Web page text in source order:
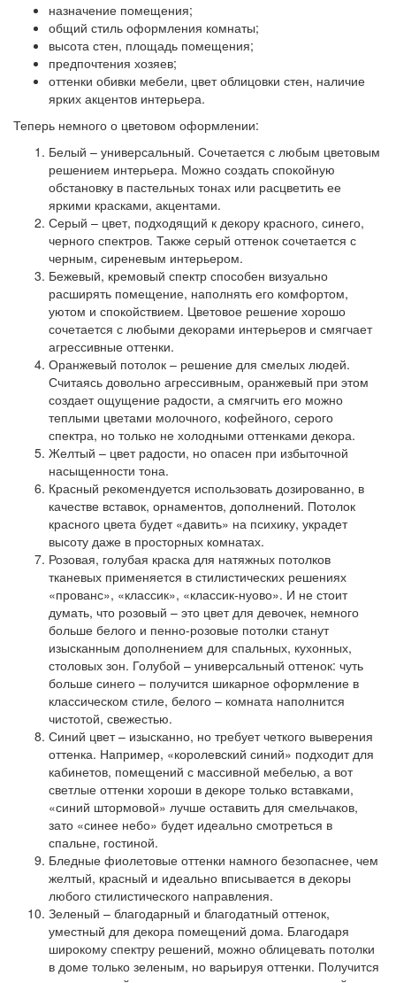
назначение помещения;
общий стиль оформления комнаты;
высота стен, площадь помещения;
предпочтения хозяев;
оттенки обивки мебели, цвет облицовки стен, наличие
ярких акцентов интерьера.
Теперь немного о цветовом оформлении:
Белый – универсальный. Сочетается с любым цветовым
решением интерьера. Можно создать спокойную
обстановку в пастельных тонах или расцветить ее
яркими красками, акцентами.
Серый – цвет, подходящий к декору красного, синего,
черного спектров. Также серый оттенок сочетается с
черным, сиреневым интерьером.
Бежевый, кремовый спектр способен визуально
расширять помещение, наполнять его комфортом,
уютом и спокойствием. Цветовое решение хорошо
сочетается с любыми декорами интерьеров и смягчает
агрессивные оттенки.
Оранжевый потолок – решение для смелых людей.
Считаясь довольно агрессивным, оранжевый при этом
создает ощущение радости, а смягчить его можно
теплыми цветами молочного, кофейного, серого
спектра, но только не холодными оттенками декора.
Желтый – цвет радости, но опасен при избыточной
насыщенности тона.
Красный рекомендуется использовать дозированно, в
качестве вставок, орнаментов, дополнений. Потолок
красного цвета будет «давить» на психику, украдет
высоту даже в просторных комнатах.
Розовая, голубая краска для натяжных потолков
тканевых применяется в стилистических решениях
«прованс», «классик», «классик-нуово». И не стоит
думать, что розовый – это цвет для девочек, немного
больше белого и пенно-розовые потолки станут
изысканным дополнением для спальных, кухонных,
столовых зон. Голубой – универсальный оттенок: чуть
больше синего – получится шикарное оформление в
классическом стиле, белого – комната наполнится
чистотой, свежестью.
Синий цвет– изысканно, но требует четкого выверения
оттенка. Например, «королевский синий» подходит для
кабинетов, помещений с массивной мебелью, а вот
светлые оттенки хороши в декоре только вставками,
«синий штормовой» лучше оставить для смельчаков,
зато «синее небо» будет идеально смотреться в
спальне, гостиной.
Бледные фиолетовые оттенки намного безопаснее, чем
желтый, красный и идеально вписывается в декоры
любого стилистического направления.
Зеленый – благодарный и благодатный оттенок,
уместный для декора помещений дома. Благодаря
широкому спектру решений, можно облицевать потолки
в доме только зеленым, но варьируя оттенки. Получится